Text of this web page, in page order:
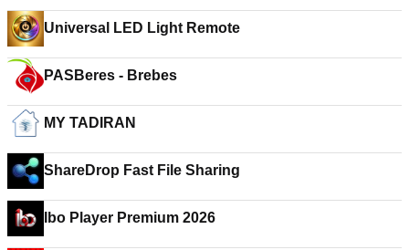
Universal LED Light Remote
PASBeres - Brebes
MY TADIRAN
ShareDrop Fast File Sharing
Ibo Player Premium 2026